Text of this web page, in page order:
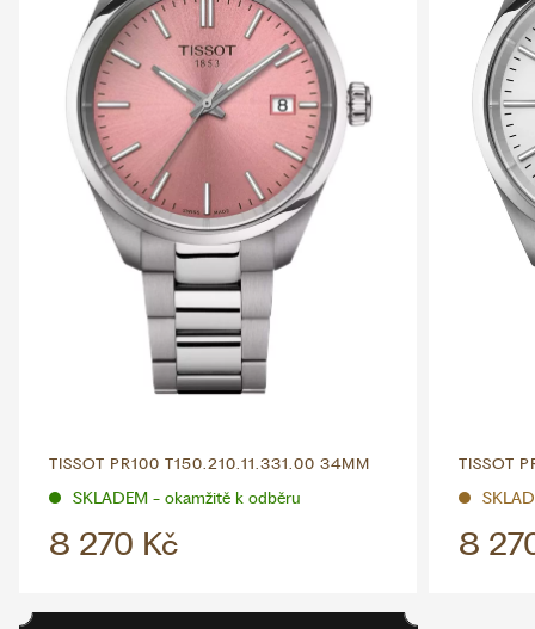
TISSOT PR100 T150.210.11.331.00 34MM
SKLADEM - okamžitě k odběru
8 270 Kč
TISSOT
8